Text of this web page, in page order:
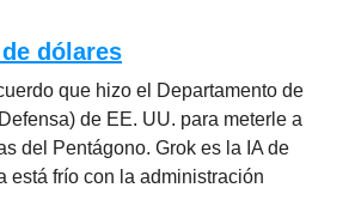
dólares
que hizo el Departamento de
de EE. UU. para meterle a
del Pentágono. Grok es la IA de
está frío con la administración